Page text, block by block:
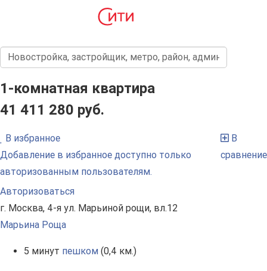
1-комнатная квартира
41 411 280 руб.
В избранное
Добавление в избранное доступно только
авторизованным пользователям.
Авторизоваться
В
сравнение
г. Москва, 4-я ул. Марьиной рощи, вл.12
Марьина Роща
5 минут пешком (0,4 км.)